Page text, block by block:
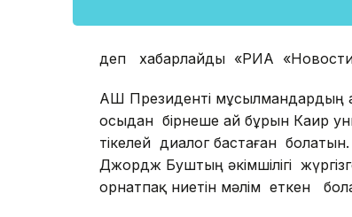
деп хабарлайды «РИА «Новости»
АҚШ Президенті
осыдан бірнеше ай бұрын Каир
тікелей диалог бастаған
Джордж Буштың әкімшілігі
орнатпақ ниетін мәлім еткен